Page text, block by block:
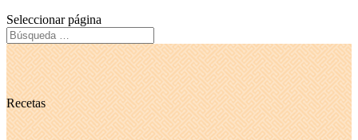
Seleccionar página
Recetas